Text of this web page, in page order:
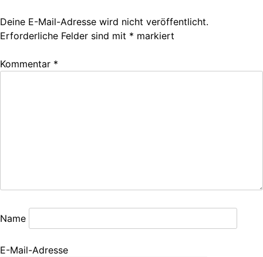
Deine E-Mail-Adresse wird nicht veröffentlicht.
Erforderliche Felder sind mit * markiert
Kommentar *
Name
E-Mail-Adresse